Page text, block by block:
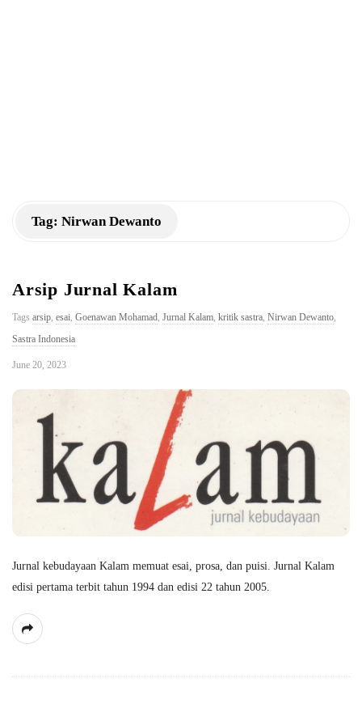
Tag: Nirwan Dewanto
Arsip Jurnal Kalam
Tags arsip, esai, Goenawan Mohamad, Jurnal Kalam, kritik sastra, Nirwan Dewanto,
Sastra Indonesia
June 20, 2023
Jurnal kebudayaan Kalam memuat esai, prosa, dan puisi. Jurnal Kalam
edisi pertama terbit tahun 1994 dan edisi 22 tahun 2005.